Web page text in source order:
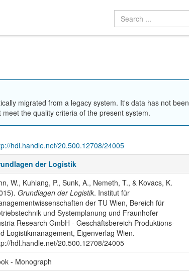
migrated from a legacy system. It's data has not been
the quality criteria of the present system.
hdl.handle.net/20.500.12708/24005
der Logistik
W., Kuhlang, P., Sunk, A., Nemeth, T., & Kovacs, K.
Grundlagen der Logistik. Institut für
der TU Wien, Bereich für
und Systemplanung und Fraunhofer
Research GmbH - Geschäftsbereich Produktions-
Logistikmanagement, Eigenverlag Wien.
hdl.handle.net/20.500.12708/24005
- Monograph